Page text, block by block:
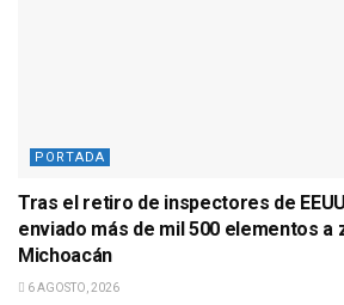
PORTADA
Tras el retiro de inspectores de
enviado más de mil 500 elementos a
Michoacán
6 AGOSTO, 2026